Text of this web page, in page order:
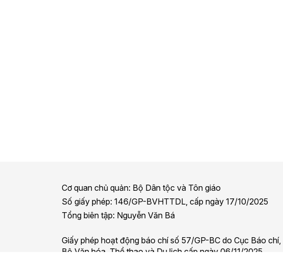
Cơ quan chủ quản: Bộ Dân tộc và Tôn giáo
Số giấy phép: 146/GP-BVHTTDL, cấp ngày 17/10/2025
Tổng biên tập: Nguyễn Văn Bá
Giấy phép hoạt động báo chí số 57/GP-BC do Cục Báo chí,